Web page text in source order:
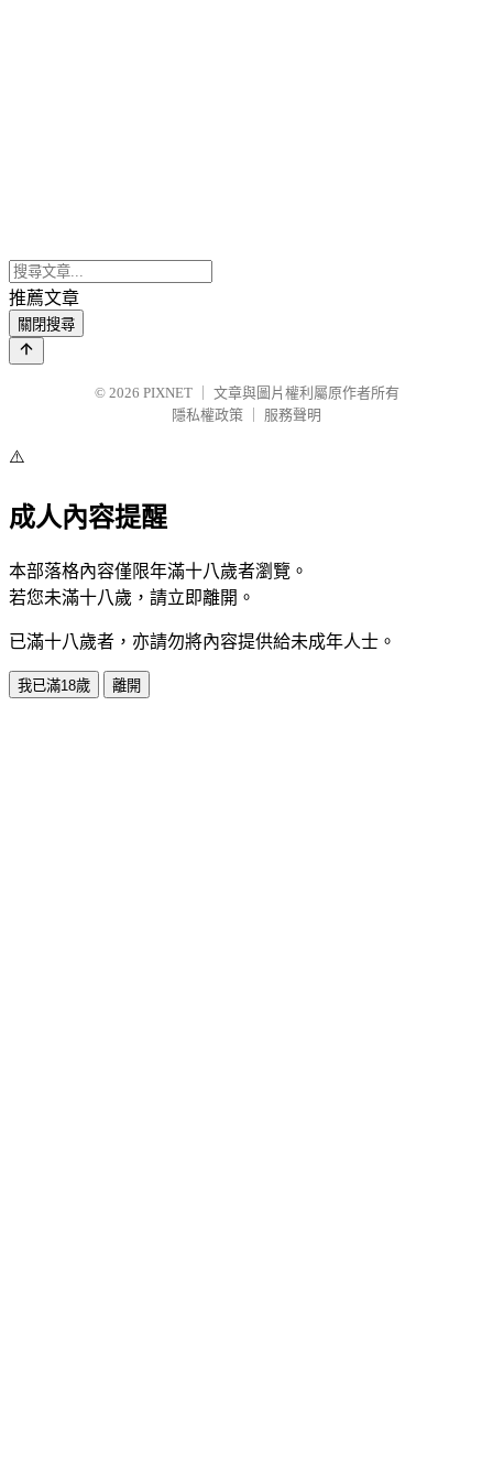
推薦文章
關閉搜尋
© 2026 PIXNET
文章與圖片權利屬原作者所有
隱私權政策
服務聲明
⚠️
成人內容提醒
本部落格內容僅限年滿十八歲者瀏覽。
若您未滿十八歲，請立即離開。
已滿十八歲者，亦請勿將內容提供給未成年人士。
我已滿18歲 離開